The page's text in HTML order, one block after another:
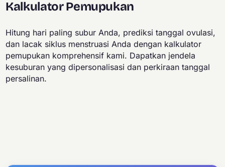
Kalkulator Pemupukan
Hitung hari paling subur Anda, prediksi tanggal ovulasi,
dan lacak siklus menstruasi Anda dengan kalkulator
pemupukan komprehensif kami. Dapatkan jendela
kesuburan yang dipersonalisasi dan perkiraan tanggal
persalinan.